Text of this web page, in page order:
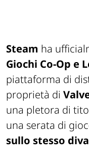
Steam ha
Giochi Co-Op e
piattaforma di
proprietà di
una pletora di
una serata di
sullo stesso